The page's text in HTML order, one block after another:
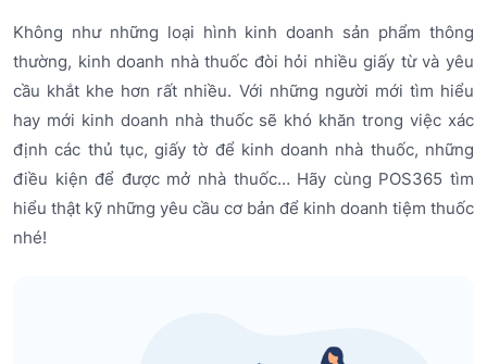
Không như những loại hình kinh doanh sản phẩm thông
thường, kinh doanh nhà thuốc đòi hỏi nhiều giấy từ và yêu
cầu khắt khe hơn rất nhiều. Với những người mới tìm hiểu
hay mới kinh doanh nhà thuốc sẽ khó khăn trong việc xác
định các thủ tục, giấy tờ để kinh doanh nhà thuốc, những
điều kiện để được mở nhà thuốc… Hãy cùng POS365 tìm
hiểu thật kỹ những yêu cầu cơ bản để kinh doanh tiệm thuốc
nhé!